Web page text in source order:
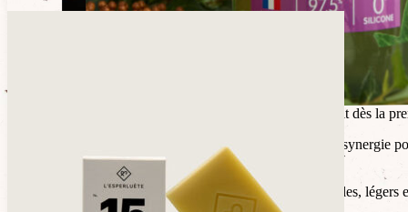
agit dès la
, apaisants et régénérants agissent en synergie
cicatrisant. Il apaise et calme également les irritations.
Le cuir chevelu est assainit, apaisé. Les cheveux sont souples, légers